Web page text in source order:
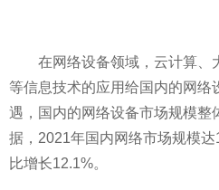
在网络设备领域，云计算、
等信息技术的应用给国内的网络
遇，国内的网络设备市场规模整
据，2021年国内网络市场规模
比增长12.1%。